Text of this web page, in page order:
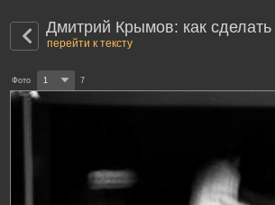
Дмитрий Крымов: как
перейти к тексту
Фото 1 7